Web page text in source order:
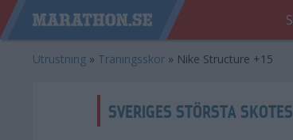
Utrustning » Träningsskor » Nike Structure +15
SVERIGES STÖRSTA